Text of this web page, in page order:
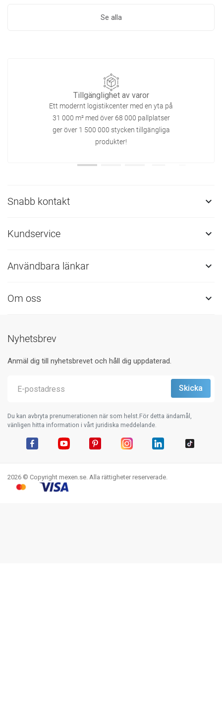
Se alla
Tillgänglighet av varor
Ett modernt logistikcenter med en yta på
31 000 m² med över 68 000 pallplatser
ger över 1 500 000 stycken tillgängliga
produkter!
Snabb kontakt 
Kundservice 
Användbara länkar 
Om oss 
Nyhetsbrev
Anmäl dig till nyhetsbrevet och håll dig uppdaterad.
Du kan avbryta prenumerationen när som helst.För detta ändamål,
vänligen hitta information i vårt juridiska meddelande.
2026 © Copyright mexen.se. Alla rättigheter reserverade.